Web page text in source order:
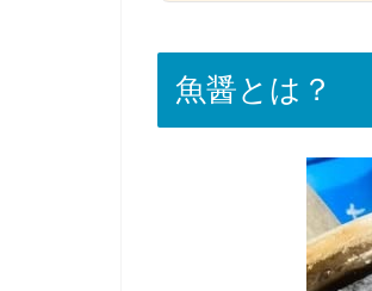
魚醤とは？